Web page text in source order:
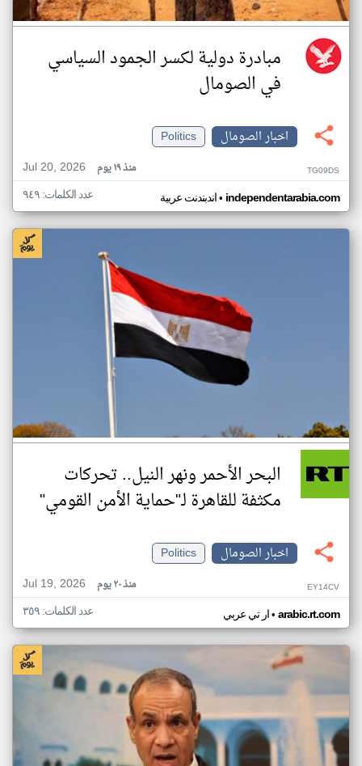
مبادرة دولية لكسر الجمود السياسي
في الصومال
اخبار الصومال
Politics
Jul 20, 2026
منذ ١٩ يوم TG09DS
اندبندنت عربية• independentarabia.com عدد الكلمات: ٩٤٩
البحر الأحمر ونهر النيل.. تحركات
مكثفة للقاهرة لـ"حماية الأمن القومي"
اخبار الصومال
Politics
Jul 19, 2026
منذ ٢٠ يوم EY14CV
ار تي عربي• arabic.rt.com عدد الكلمات: ٣٥٩